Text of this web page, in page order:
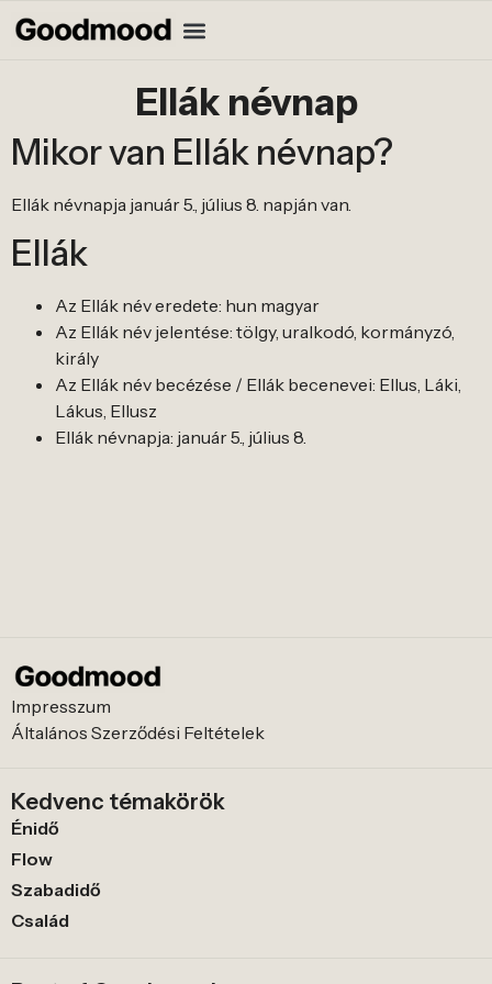
Ellák névnap
Mikor van Ellák névnap?
Ellák névnapja január 5., július 8. napján van.
Ellák
Az Ellák név eredete: hun magyar
Az Ellák név jelentése: tölgy, uralkodó, kormányzó,
király
Az Ellák név becézése / Ellák becenevei: Ellus, Láki,
Lákus, Ellusz
Ellák névnapja: január 5., július 8.
Impresszum
Általános Szerződési Feltételek
Kedvenc témakörök
Énidő
Flow
Szabadidő
Család